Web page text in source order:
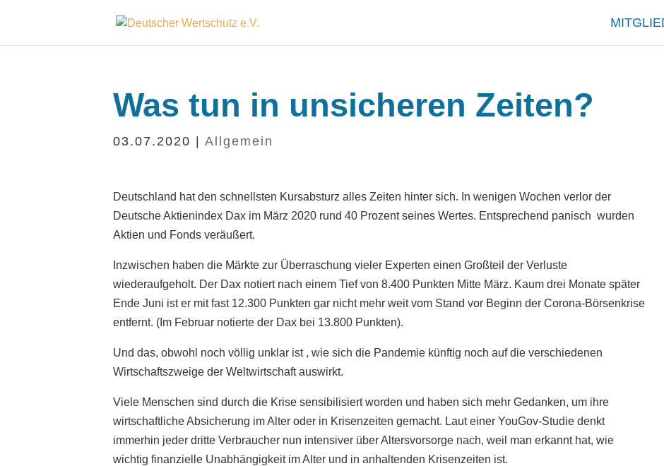
Was tun in unsicheren Zeiten?
03.07.2020 Allgemein
Deutschland hat den schnellsten Kursabsturz alles Zeiten hinter sich. In wenigen Wochen verlor der
Deutsche Aktienindex Dax im März 2020 rund 40 Prozent seines Wertes. Entsprechend panisch wurden
Aktien und Fonds veräußert.
Inzwischen haben die Märkte zur Überraschung vieler Experten einen Großteil der Verluste
wiederaufgeholt. Der Dax notiert nach einem Tief von 8.400 Punkten Mitte März. Kaum drei Monate später
Ende Juni ist er mit fast 12.300 Punkten gar nicht mehr weit vom Stand vor Beginn der Corona-Börsenkrise
entfernt. (Im Februar notierte der Dax bei 13.800 Punkten).
Und das, obwohl noch völlig unklar ist , wie sich die Pandemie künftig noch auf die verschiedenen
Wirtschaftszweige der Weltwirtschaft auswirkt.
Viele Menschen sind durch die Krise sensibilisiert worden und haben sich mehr Gedanken, um ihre
wirtschaftliche Absicherung im Alter oder in Krisenzeiten gemacht. Laut einer YouGov-Studie denkt
immerhin jeder dritte Verbraucher nun intensiver über Altersvorsorge nach, weil man erkannt hat, wie
wichtig finanzielle Unabhängigkeit im Alter und in anhaltenden Krisenzeiten ist.